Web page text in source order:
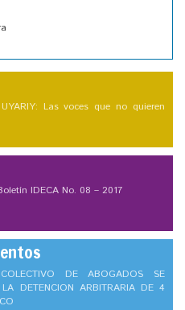
UYARIY: Las voces que no quieren
IDECA No. 08 – 2017
COLECTIVO DE ABOGADOS SE
LA DETENCION ARBITRARIA DE 4